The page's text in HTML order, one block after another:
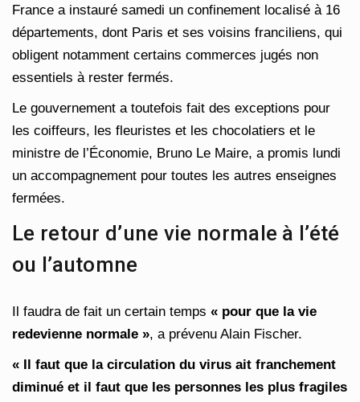
France a instauré samedi un confinement localisé à 16
départements, dont Paris et ses voisins franciliens, qui
obligent notamment certains commerces jugés non
essentiels à rester fermés.
Le gouvernement a toutefois fait des exceptions pour
les coiffeurs, les fleuristes et les chocolatiers et le
ministre de l’Économie, Bruno Le Maire, a promis lundi
un accompagnement pour toutes les autres enseignes
fermées.
Le retour d’une vie normale à l’été
ou l’automne
Il faudra de fait un certain temps « pour que la vie
redevienne normale », a prévenu Alain Fischer.
« Il faut que la circulation du virus ait franchement
diminué et il faut que les personnes les plus fragiles